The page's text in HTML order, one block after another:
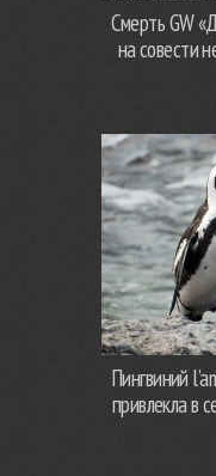
Смерть GW
на совести
Пингвиний
привлекла в